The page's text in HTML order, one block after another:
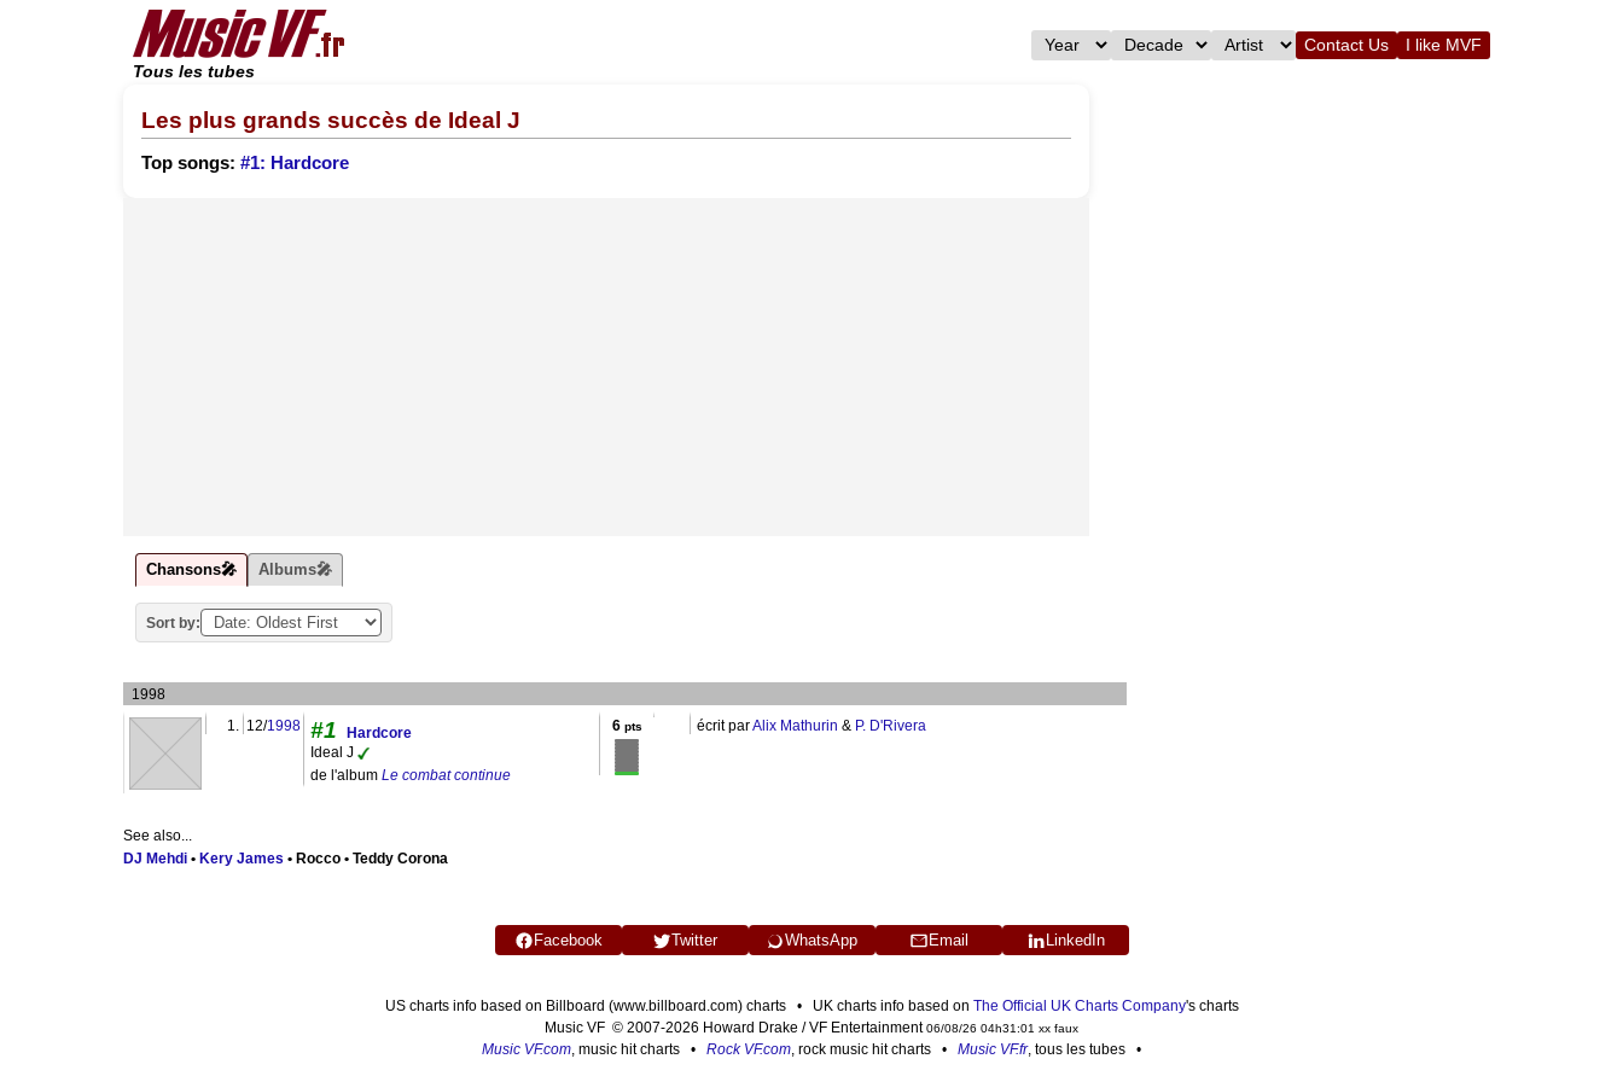
Tous les tubes
Contact Us I like MVF
Les plus grands succès de Ideal J
Top songs: #1: Hardcore
Chansons🎤 Albums🎤
Sort by:
1998
1. 12/1998 #1
Hardcore
Ideal J
de l'album Le combat continue
6pts écrit parAlix Mathurin & P. D'Rivera
See also...
DJ Mehdi • Kery James • Rocco • Teddy Corona
Facebook Twitter WhatsApp Email LinkedIn
US charts info based on Billboard (www.billboard.com) charts • UK charts info based on The Official UK Charts Company's charts
Music VF © 2007-2026 Howard Drake / VF Entertainment06/08/26 04h31:01 xx faux
Music VF.com, music hit charts • Rock VF.com, rock music hit charts • Music VF.fr, tous les tubes •